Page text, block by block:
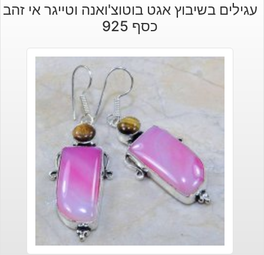
עגילים בשיבוץ אגט בוטוצ'ואנה וטייגר אי זהב
כסף 925